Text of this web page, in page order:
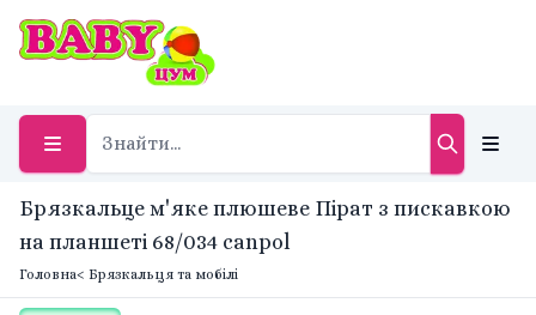
Брязкальце м'яке плюшеве Пірат з пискавкою
на планшеті 68/034 canpol
Головна< Брязкальця та мобілі